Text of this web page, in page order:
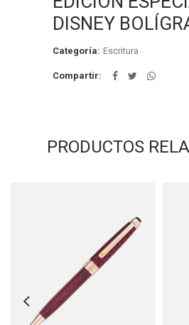
DISNEY
Categoría: Escritura
Compartir
PRODUCTOS